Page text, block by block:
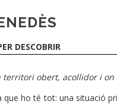
DESCOBRIR
territori obert, acollidor i
ho té tot: una situació